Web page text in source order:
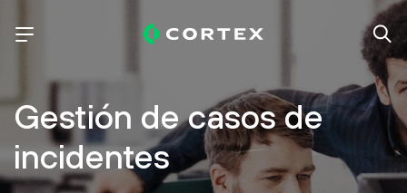
Gestión de casos de
incidentes